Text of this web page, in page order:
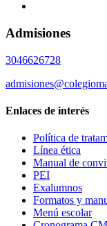
Admisiones
3046626728
Enlaces de interés
Política de
Línea ética
Manual de
PEI
Exalumnos
Formatos y
Menú escolar